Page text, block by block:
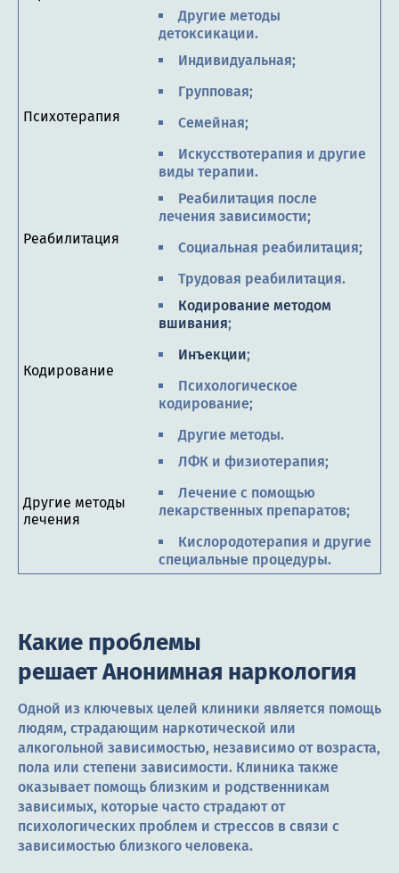
Другие методы
детоксикации.
Психотерапия
Индивидуальная;
Групповая;
Семейная;
Искусствотерапия и другие
виды терапии.
Реабилитация
Реабилитация после
лечения зависимости;
Социальная реабилитация;
Трудовая реабилитация.
Кодирование
Кодирование методом
вшивания;
Инъекции;
Психологическое
кодирование;
Другие методы.
Другие методы
лечения
ЛФК и физиотерапия;
Лечение с помощью
лекарственных препаратов;
Кислородотерапия и другие
специальные процедуры.
Какие проблемы
решает Анонимная наркология
Одной из ключевых целей клиники является помощь
людям, страдающим наркотической или
алкогольной зависимостью, независимо от возраста,
пола или степени зависимости. Клиника также
оказывает помощь близким и родственникам
зависимых, которые часто страдают от
психологических проблем и стрессов в связи с
зависимостью близкого человека.